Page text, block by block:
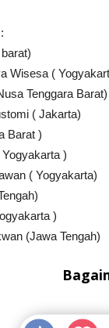
Wisesa (
Tenggara Barat)
( Jakarta)
Barat )
)
( Yogyakarta)
)
(Jawa Tengah)